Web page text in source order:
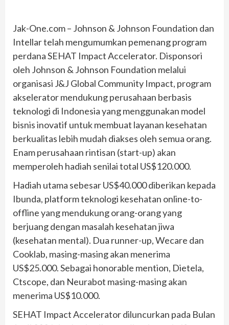
Jak-One.com – Johnson & Johnson Foundation dan
Intellar telah mengumumkan pemenang program
perdana SEHAT Impact Accelerator. Disponsori
oleh Johnson & Johnson Foundation melalui
organisasi J&J Global Community Impact, program
akselerator mendukung perusahaan berbasis
teknologi di Indonesia yang menggunakan model
bisnis inovatif untuk membuat layanan kesehatan
berkualitas lebih mudah diakses oleh semua orang.
Enam perusahaan rintisan (start-up) akan
memperoleh hadiah senilai total US$120.000.
Hadiah utama sebesar US$40.000 diberikan kepada
Ibunda, platform teknologi kesehatan online-to-
offline yang mendukung orang-orang yang
berjuang dengan masalah kesehatan jiwa
(kesehatan mental). Dua runner-up, Wecare dan
Cooklab, masing-masing akan menerima
US$25.000. Sebagai honorable mention, Dietela,
Ctscope, dan Neurabot masing-masing akan
menerima US$10.000.
SEHAT Impact Accelerator diluncurkan pada Bulan